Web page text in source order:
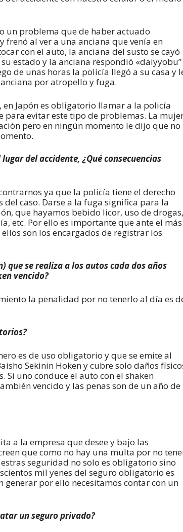
un problema que de haber actuado
al ver a una anciana que venía en
con el auto, la anciana del susto se cayó
estado y la anciana respondió «daiyyobu”
de unas horas la policía llegó a su casa y
por atropello y fuga.
en Japón es obligatorio llamar a la policía
para evitar este tipo de problemas. La
pero en ningún momento le dijo que no
del accidente, ¿Qué consecuencias
ya que la policía tiene el derecho
caso. Darse a la fuga significa para la
que hayamos bebido licor, uso de drogas,
etc. Por ello es importante que ante el más
son los encargados de registrar los
que se realiza a los autos cada dos años
vencido?
la penalidad por no tenerlo al día es
es de uso obligatorio y que se emite al
Sekinin Hoken y cubre solo daños
Si uno conduce el auto con el shaken
vencido y las penas son de un año de
a la empresa que desee y bajo las
que como no hay una multa por no
seguridad no solo es obligatorio sino
mil yenes del seguro obligatorio es
por ello necesitamos contar con un
un seguro privado?